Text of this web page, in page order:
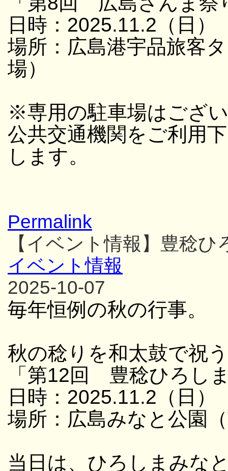
日時：2025.11.2（日
場所：広島港宇品旅客
場）
※専用の駐車場はござ
公共交通機関をご利用
します。
Permalink
【イベント情報】豊稔
イベント情報
2025-10-07
毎年恒例の秋の行事。
秋の稔りを和太鼓で祝
「第12回 豊稔ひろし
日時：2025.11.2（日
場所：広島みなと公園
当日は、ひろしまみな